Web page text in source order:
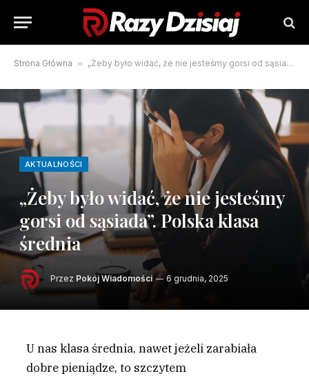
Strona Główna » „Żeby było widać, że nie jesteśmy gorsi od sąsiada”. Polska klasa średnia
AKTUALNOŚCI
„Żeby było widać, że nie jesteśmy
gorsi od sąsiada”. Polska klasa
średnia
Przez Pokój Wiadomości 6 grudnia, 2025
U nas klasa średnia, nawet jeżeli zarabiała
dobre pieniądze, to szczytem